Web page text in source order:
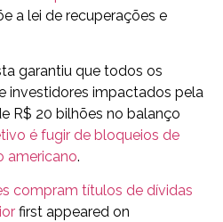
a lei de recuperações e
garantiu que todos os
investidores impactados pela
R$ 20 bilhões no balanço
é fugir de bloqueios de
americano.
compram títulos de dívidas
first appeared on